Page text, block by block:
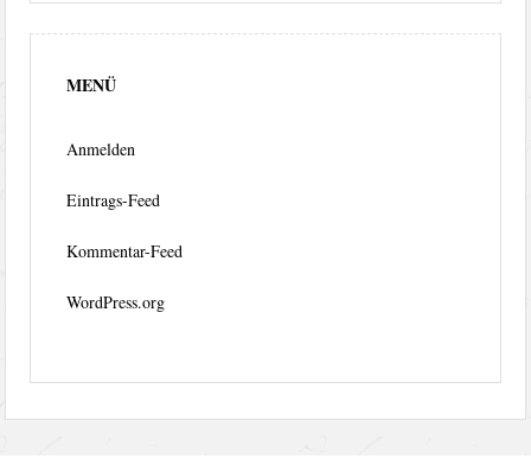
MENÜ
Anmelden
Eintrags-Feed
Kommentar-Feed
WordPress.org